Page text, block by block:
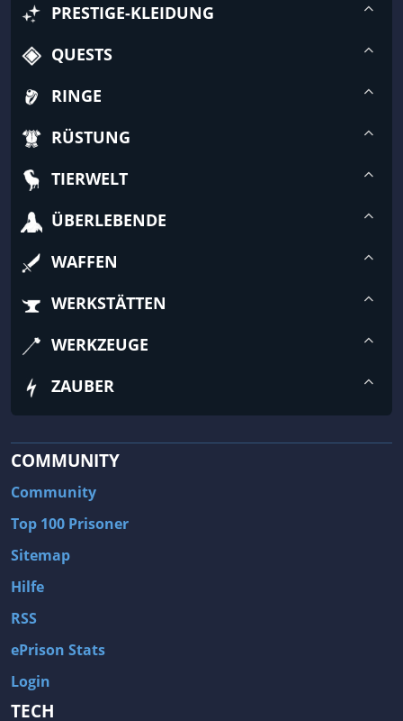
PRESTIGE-KLEIDUNG
QUESTS
RINGE
RÜSTUNG
TIERWELT
ÜBERLEBENDE
WAFFEN
WERKSTÄTTEN
WERKZEUGE
ZAUBER
COMMUNITY
Community
Top 100 Prisoner
Sitemap
Hilfe
RSS
ePrison Stats
Login
TECH